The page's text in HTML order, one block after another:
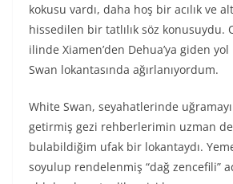
kokusu vardı, daha hoş bir acılık ve
hissedilen bir tatlılık söz konusuydu.
ilinde Xiamen’den Dehua’ya giden
Swan lokantasında ağırlanıyordum.
White Swan, seyahatlerinde uğramayı
getirmiş gezi rehberlerimin uzman
bulabildiğim ufak bir lokantaydı.
soyulup rendelenmiş “dağ zencefili”